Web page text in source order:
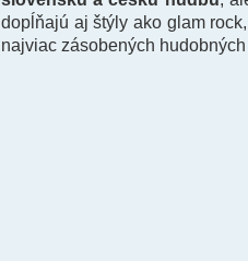
dopĺňajú aj štýly ako glam
najviac zásobených